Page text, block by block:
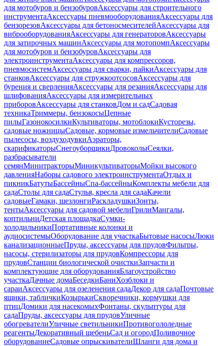
для мотобуров и бензобуровАксессуары для строительного
инструментаАксессуары пневмооборудованияАксессуары для
бензорезовАксессуары для бетоносмесителейАксессуары для
виброоборудованияАксессуары для генераторовАксессуары
для затирочных машинАксессуары для мотопомпАксессуары
для мотобуров и бензобуровАксессуары для
электроинструментаАксессуары для компрессоров,
пневмосистемАксессуары для сварки, пайкиАксессуары для
станковАксессуары для стружкоотсосовАксессуары для
бурения и сверленияАксессуары для резанияАксессуары для
шлифованияАксессуары для измерительных
приборовАксессуары для станковДом и садСадовая
техникаТриммеры, бензокосыЦепные
пилыГазонокосилкиКультиваторы, мотоблокиКусторезы,
садовые ножницыСадовые, кормовые измельчителиСадовые
пылесосы, воздуходувкиАэраторы,
скарификаторыСнегоуборщикиДровоколыСеялки,
разбрасыватели
семянМинитракторыМиникультиваторыМойки высокого
давленияНаборы садового электроинструментаОтдых и
пикникБатутыБассейныСпа-бассейныКомплекты мебели для
садаСтолы для садаСтулья, кресла для садаКачели
садовыеГамаки, шезлонгиРаскладушкиЗонты,
тентыАксессуары для садовой мебелиГрилиМангалы,
коптильниДетская площадкаСумки-
холодильникиПортативные колонки и
аудиосистемыОборудование для участкаБытовые насосыЛюки
канализационныеПруды, аксессуары для прудовФильтры,
насосы, стерилизаторы для прудовКомпрессоры для
прудовСтанции биологической очисткиЗапчасти и
комплектующие для оборудованияБлагоустройство
участкаДачные домаБеседкиБаниХозблоки и
сараиАксессуары для озеленения садаДекор для садаПочтовые
ящики, табличкиКозырькиСкворечники, кормушки для
птицДомики для насекомыхФонтаны, скульптуры для
садаПруды, аксессуары для прудовУличные
обогревателиУличные светильникиПротивогололедные
реагентыДекоративный щебеньСад и огородПоливочное
оборудованиеСадовые опрыскивателиШланги для дома и